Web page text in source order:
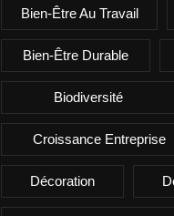
Bien-Être Au Travail
Bien-Être Durable
Biodiversité
Croissance Entreprise
Décoration